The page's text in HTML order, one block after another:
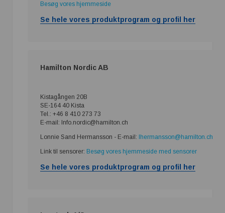
Besøg vores hjemmeside
Se hele vores produktprogram og profil her
Hamilton Nordic AB
Kistagången 20B
SE-164 40 Kista
Tel.: +46 8 410 273 73
E-mail: Info.nordic@hamilton.ch
Lonnie Sand Hermansson - E-mail: lhermansson@hamilton.ch
Link til sensorer: Besøg vores hjemmeside med sensorer
Se hele vores produktprogram og profil her